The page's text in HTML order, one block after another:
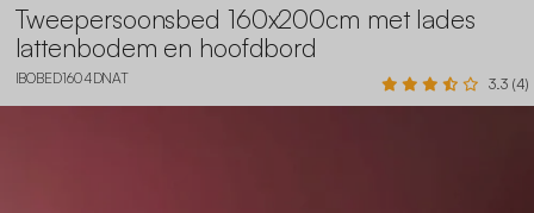
Tweepersoonsbed 160x200cm met lades
lattenbodem en hoofdbord
IBOBED1604DNAT 3.3 (4)